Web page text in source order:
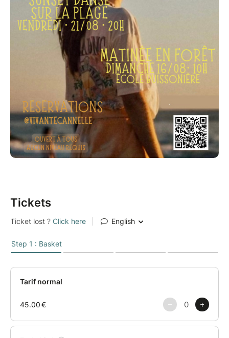
✨ Ouvert à toutes et à tous, sans prérequis.
--> Infos pratiques
• En extérieur, en pleine forêt sur le terrain de l'école
Buissonière à Sainte-Marie-de-Ré.
• Durée : 2h30 de pratiques + 1h30 de repas partagé
• Horaires: 10h-14h
• Casques fournis
• Tenue confortable conseillée
• Prévoir un tapis de yoga pour le temps de
relaxation sonore
Tickets